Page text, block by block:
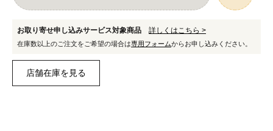
お取り寄せ申し込みサービス対象商品 詳しくはこちら >
在庫数以上のご注文をご希望の場合は専用フォームからお申し込みください。